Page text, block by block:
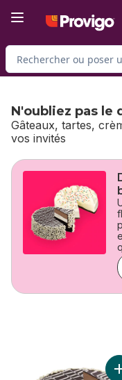
Rechercher des produits
N'oubliez pas le
Gâteaux, tartes,
vos invités
sauter N'oubliez pas